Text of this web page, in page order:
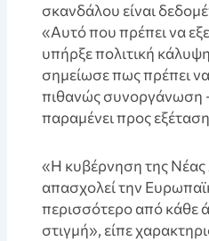
σκανδάλου είναι
«Αυτό που πρέπει να
υπήρξε πολιτική
σημείωσε πως πρέπει
πιθανώς συνοργάνωση
παραμένει προς
«Η κυβέρνηση της Νέας
απασχολεί την
περισσότερο από κάθε
στιγμή», είπε